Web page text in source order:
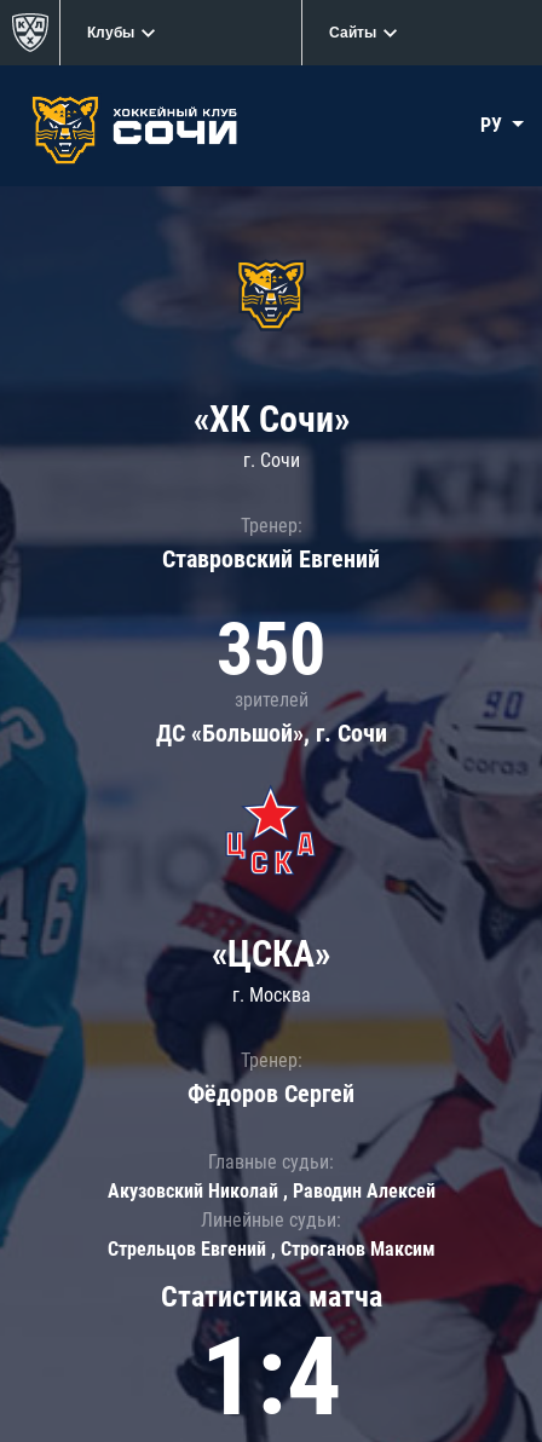
Клубы Сайты
РУ
«ХК Сочи»
г. Сочи
Тренер:
Ставровский Евгений
350
зрителей
ДС «Большой», г. Сочи
Статистика матча
1:4
«ЦСКА»
г. Москва
Тренер:
Фёдоров Сергей
Главные судьи:
Акузовский Николай , Раводин Алексей
Линейные судьи:
Стрельцов Евгений , Строганов Максим